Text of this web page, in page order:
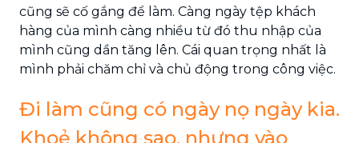
cũng sẽ cố gắng để làm. Càng ngày tệp khách
hàng của mình càng nhiều từ đó thu nhập của
mình cũng dần tăng lên. Cái quan trọng nhất là
mình phải chăm chỉ và chủ động trong công việc.
Đi làm cũng có ngày nọ ngày kia.
Khoẻ không sao, nhưng vào